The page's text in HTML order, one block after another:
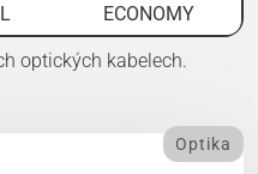
ECONOMY
optických kabelech.
Optika